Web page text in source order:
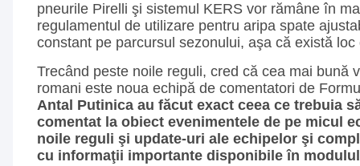
pneurile Pirelli şi sistemul KERS vor rămâne în
regulamentul de utilizare pentru aripa spate
constant pe parcursul sezonului, aşa că există
Trecând peste noile reguli, cred că cea mai bună
romani este noua echipă de comentatori de
Antal Putinica au făcut exact ceea ce trebuia
comentat la obiect evenimentele de pe micul
noile reguli şi update-uri ale echipelor şi
cu informaţii importante disponibile în